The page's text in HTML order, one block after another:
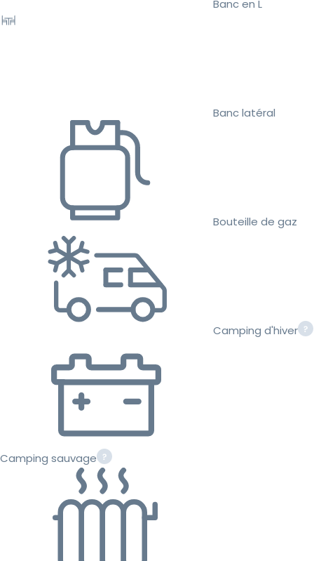
Banc en L
Banc latéral
Bouteille de gaz
Camping d'hiver
Camping sauvage